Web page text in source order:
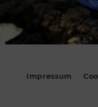
Impressum